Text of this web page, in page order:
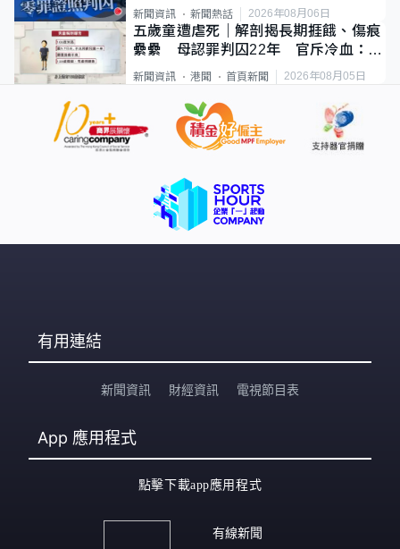
新聞資訊 新聞熱話 2026年08月06日
五歲童遭虐死｜解剖揭長期捱餓、傷痕
纍纍 母認罪判囚22年 官斥冷血：同
類案最惡劣
新聞資訊 港聞 首頁新聞 2026年08月05日
有用連結
新聞資訊 財經資訊 電視節目表
App 應用程式
點擊下載app應用程式
有線新聞